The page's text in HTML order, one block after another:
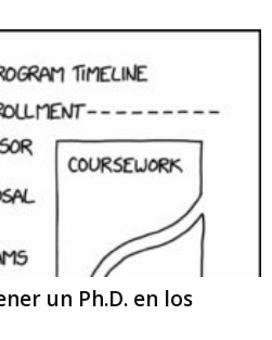
un Ph.D. en los